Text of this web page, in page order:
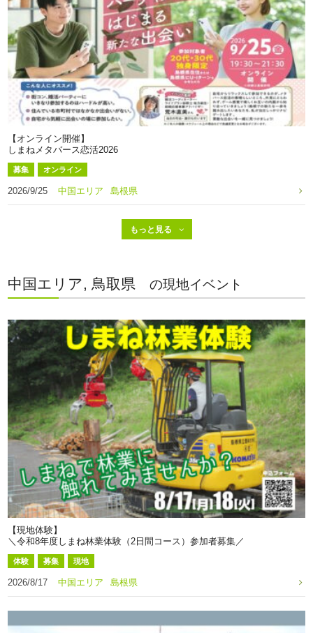
【オンライン開催】
しまねメタバース恋活2026
募集 オンライン
2026/9/25 中国エリア 島根県
中国エリア, 鳥取県 の現地イベント
【現地体験】
＼令和8年度しまね林業体験（2日間コース）参加者募集／
体験 募集 現地
2026/8/17 中国エリア 島根県